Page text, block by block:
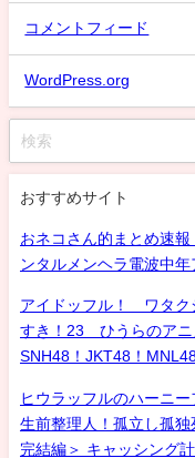
コメントフィード
WordPress.org
おすすめサイト
おネコさん的まとめ速
ンタルメンヘラ電波中
アイドッフル！ ワタク
すき！23 ひうらのアニ
SNH48！JKT48！
ヒウラッフルのハーニ
生前整理人！孤立し孤
完結編＞ キャッシング